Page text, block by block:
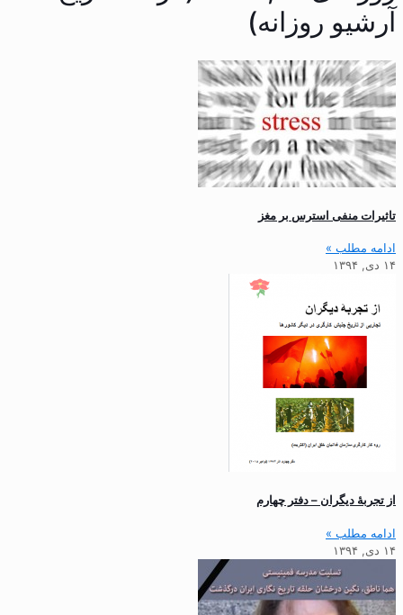
آرشیو روزانه)
تاثیرات منفی استرس بر مغز
ادامه مطلب »
۱۴ دی, ۱۳۹۴
از تجربۀ دیگران – دفتر چهارم
ادامه مطلب »
۱۴ دی, ۱۳۹۴